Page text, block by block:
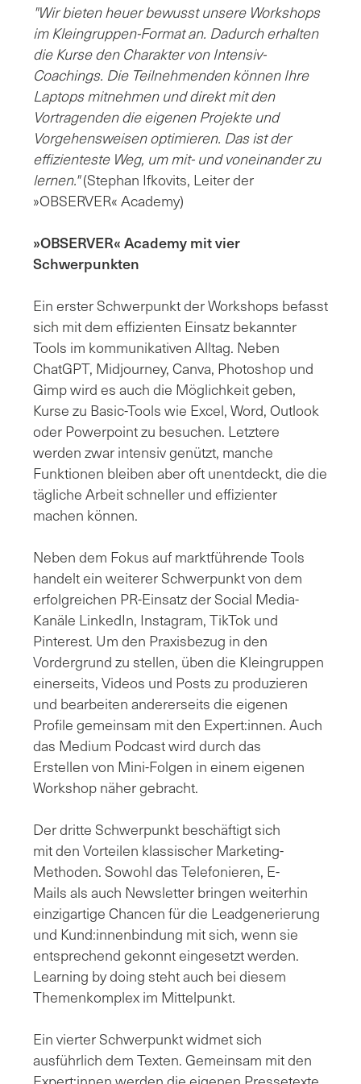
"Wir bieten heuer bewusst unsere Workshops
im Kleingruppen-Format an. Dadurch erhalten
die Kurse den Charakter von Intensiv-
Coachings. Die Teilnehmenden können Ihre
Laptops mitnehmen und direkt mit den
Vortragenden die eigenen Projekte und
Vorgehensweisen optimieren. Das ist der
effizienteste Weg, um mit- und voneinander zu
lernen."(Stephan Ifkovits, Leiter der
»OBSERVER« Academy)
»OBSERVER« Academy mit vier
Schwerpunkten
Ein erster Schwerpunkt der Workshops befasst
sich mit dem effizienten Einsatz bekannter
Tools im kommunikativen Alltag. Neben
ChatGPT, Midjourney, Canva, Photoshop und
Gimp wird es auch die Möglichkeit geben,
Kurse zu Basic-Tools wie Excel, Word, Outlook
oder Powerpoint zu besuchen. Letztere
werden zwar intensiv genützt, manche
Funktionen bleiben aber oft unentdeckt, die die
tägliche Arbeit schneller und effizienter
machen können.
Neben dem Fokus auf marktführende Tools
handelt ein weiterer Schwerpunkt von dem
erfolgreichen PR-Einsatz der Social Media-
Kanäle LinkedIn, Instagram, TikTok und
Pinterest. Um den Praxisbezug in den
Vordergrund zu stellen, üben die Kleingruppen
einerseits, Videos und Posts zu produzieren
und bearbeiten andererseits die eigenen
Profile gemeinsam mit den Expert:innen. Auch
das Medium Podcast wird durch das
Erstellen von Mini-Folgen in einem eigenen
Workshop näher gebracht.
Der dritte Schwerpunkt beschäftigt sich
mit den Vorteilen klassischer Marketing-
Methoden. Sowohl das Telefonieren, E-
Mails als auch Newsletter bringen weiterhin
einzigartige Chancen für die Leadgenerierung
und Kund:innenbindung mit sich, wenn sie
entsprechend gekonnt eingesetzt werden.
Learning by doing steht auch bei diesem
Themenkomplex im Mittelpunkt.
Ein vierter Schwerpunkt widmet sich
ausführlich dem Texten. Gemeinsam mit den